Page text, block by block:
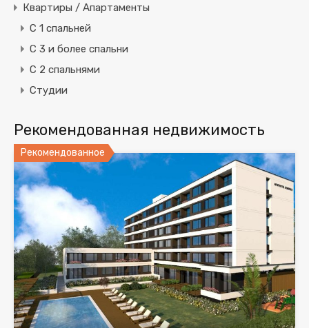
Квартиры / Апартаменты
C 1 спальней
C 3 и более спальни
С 2 спальнями
Студии
Рекомендованная недвижимость
Рекомендованное